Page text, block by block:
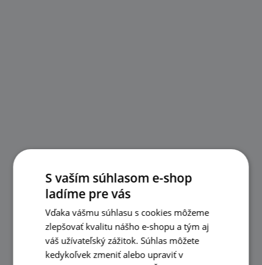
S vaším súhlasom e-shop
ladíme pre vás
Vďaka vášmu súhlasu s cookies môžeme
zlepšovať kvalitu nášho e-shopu a tým aj
váš užívateľský zážitok. Súhlas môžete
kedykoľvek zmeniť alebo upraviť v